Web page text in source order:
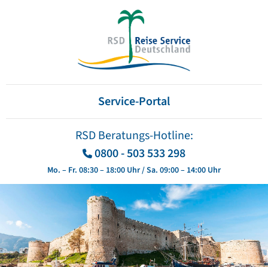
Service-Portal
RSD Beratungs-Hotline:
0800 - 503 533 298
Mo. – Fr. 08:30 – 18:00 Uhr / Sa. 09:00 – 14:00 Uhr